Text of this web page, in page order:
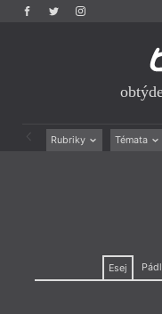
Rubriky Témata
Výroční ceny
Esej